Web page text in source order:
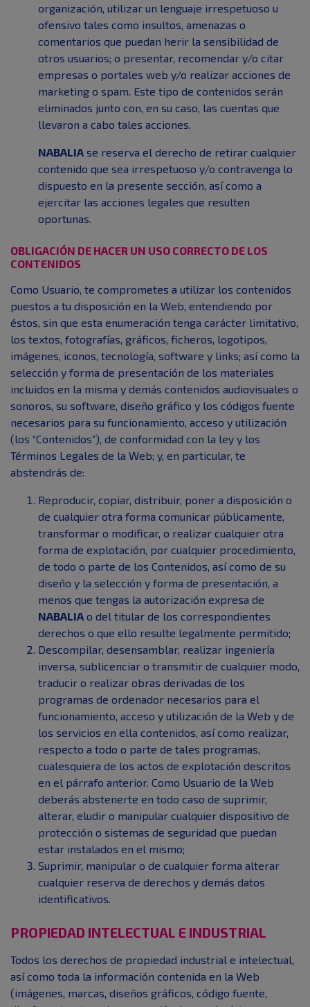
organización, utilizar un lenguaje irrespetuoso u
ofensivo tales como insultos, amenazas o
comentarios que puedan herir la sensibilidad de
otros usuarios; o presentar, recomendar y/o citar
empresas o portales web y/o realizar acciones de
marketing o spam. Este tipo de contenidos serán
eliminados junto con, en su caso, las cuentas que
llevaron a cabo tales acciones.
NABALIA se reserva el derecho de retirar cualquier
contenido que sea irrespetuoso y/o contravenga lo
dispuesto en la presente sección, así como a
ejercitar las acciones legales que resulten
oportunas.
OBLIGACIÓN DE HACER UN USO CORRECTO DE LOS
CONTENIDOS
Como Usuario, te comprometes a utilizar los contenidos
puestos a tu disposición en la Web, entendiendo por
éstos, sin que esta enumeración tenga carácter limitativo,
los textos, fotografías, gráficos, ficheros, logotipos,
imágenes, iconos, tecnología, software y links; así como la
selección y forma de presentación de los materiales
incluidos en la misma y demás contenidos audiovisuales o
sonoros, su software, diseño gráfico y los códigos fuente
necesarios para su funcionamiento, acceso y utilización
(los “Contenidos”), de conformidad con la ley y los
Términos Legales de la Web; y, en particular, te
abstendrás de:
Reproducir, copiar, distribuir, poner a disposición o
de cualquier otra forma comunicar públicamente,
transformar o modificar, o realizar cualquier otra
forma de explotación, por cualquier procedimiento,
de todo o parte de los Contenidos, así como de su
diseño y la selección y forma de presentación, a
menos que tengas la autorización expresa de
NABALIA o del titular de los correspondientes
derechos o que ello resulte legalmente permitido;
Descompilar, desensamblar, realizar ingeniería
inversa, sublicenciar o transmitir de cualquier modo,
traducir o realizar obras derivadas de los
programas de ordenador necesarios para el
funcionamiento, acceso y utilización de la Web y de
los servicios en ella contenidos, así como realizar,
respecto a todo o parte de tales programas,
cualesquiera de los actos de explotación descritos
en el párrafo anterior. Como Usuario de la Web
deberás abstenerte en todo caso de suprimir,
alterar, eludir o manipular cualquier dispositivo de
protección o sistemas de seguridad que puedan
estar instalados en el mismo;
Suprimir, manipular o de cualquier forma alterar
cualquier reserva de derechos y demás datos
identificativos.
PROPIEDAD INTELECTUAL E INDUSTRIAL
Todos los derechos de propiedad industrial e intelectual,
así como toda la información contenida en la Web
(imágenes, marcas, diseños gráficos, código fuente,